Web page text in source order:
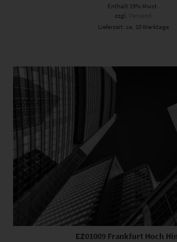
Enthält 19% Mwst.
zzgl. Versand
Lieferzeit: ca. 10 Werktage
Dieses Produkt weist mehrere Varianten auf. Die Optionen können auf der Produktseite gewählt werden
EZ01009 Frankfurt Hoch